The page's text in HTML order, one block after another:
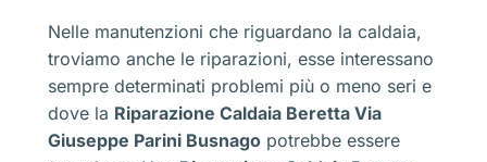
Nelle manutenzioni che riguardano la caldaia,
troviamo anche le riparazioni, esse interessano
sempre determinati problemi più o meno seri e
dove la Riparazione Caldaia Beretta Via
Giuseppe Parini Busnago potrebbe essere